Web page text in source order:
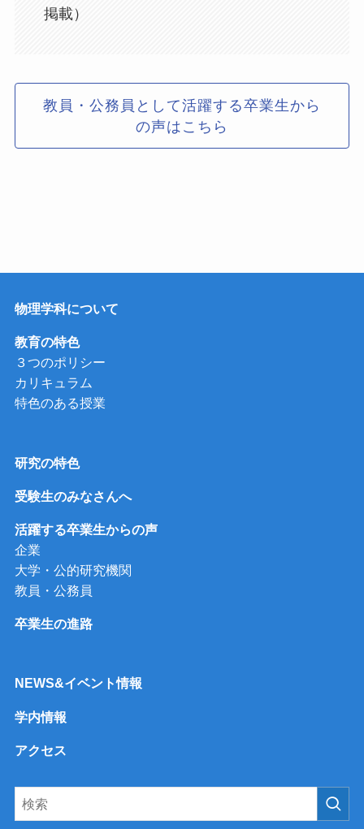
掲載）
教員・公務員として活躍する卒業生から
の声はこちら
物理学科について
教育の特色
３つのポリシー
カリキュラム
特色のある授業
研究の特色
受験生のみなさんへ
活躍する卒業生からの声
企業
大学・公的研究機関
教員・公務員
卒業生の進路
NEWS&イベント情報
学内情報
アクセス